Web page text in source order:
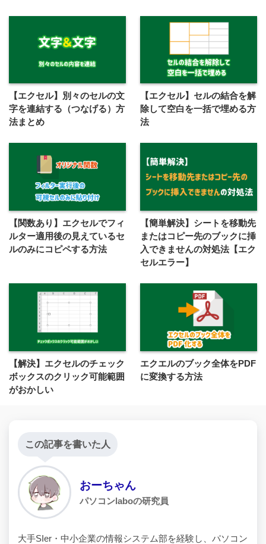
【エクセル】別々のセルの文
字を連結する（つなげる）方
法まとめ
【エクセル】セルの結合を解
除して空白を一括で埋める方
法
【関数あり】エクセルでフィ
ルター適用後の見えているセ
ルのみにコピペする方法
【簡単解決】シートを移動先
またはコピー先のブックに挿
入できませんの対処法【エク
セルエラー】
【解決】エクセルのチェック
ボックスのクリック可能範囲
がおかしい
エクエルのブック全体をPDF
に変換する方法
この記事を書いた人
おーちゃん
パソコンlaboの研究員
大手SIer・中小企業の情報システム部を経験し、パソコン